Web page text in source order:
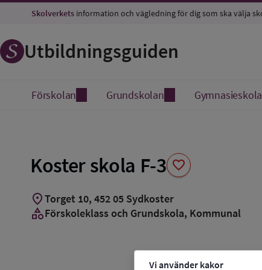
Vi använder kakor
Skolverkets information och vägledning för dig som ska välja
Utbildningsguiden
Förskolan Grundskolan
Koster skola F-3 favorite
Spara
location_onTorget 10, 45205 Sydkoster
categoryFörskoleklass och Grundskola, Kommunal